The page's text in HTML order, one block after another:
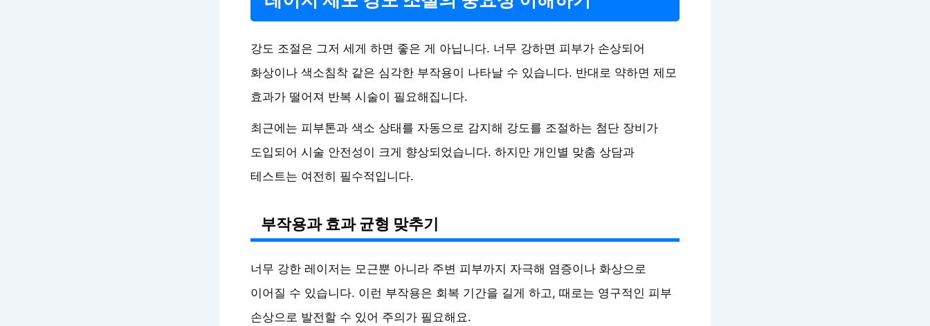
강도 조절은 그저 세게 하면 좋은 게 아닙니다. 너무 강하면 피부가 손상되어
화상이나 색소침착 같은 심각한 부작용이 나타날 수 있습니다. 반대로 약하면 제모
효과가 떨어져 반복 시술이 필요해집니다.
최근에는 피부톤과 색소 상태를 자동으로 감지해 강도를 조절하는 첨단 장비가
도입되어 시술 안전성이 크게 향상되었습니다. 하지만 개인별 맞춤 상담과
테스트는 여전히 필수적입니다.
부작용과 효과 균형 맞추기
너무 강한 레이저는 모근뿐 아니라 주변 피부까지 자극해 염증이나 화상으로
이어질 수 있습니다. 이런 부작용은 회복 기간을 길게 하고, 때로는 영구적인 피부
손상으로 발전할 수 있어 주의가 필요해요.